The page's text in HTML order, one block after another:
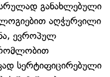
სრულად განახლებული
აღჭურვილი
ევროპულ
სერტიფიცირებული